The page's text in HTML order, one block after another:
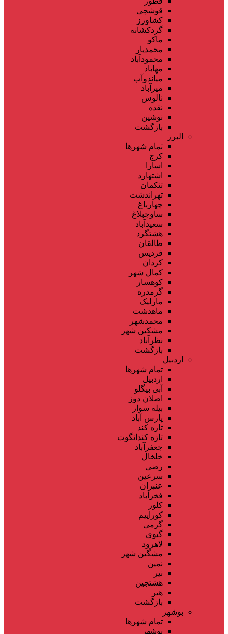
قوشچی
کشاورز
گردکشانه
ماکو
محمدیار
محمودآباد
مهاباد
میاندوآب
میرآباد
نالوس
نقده
نوشین
بازگشت
البرز
تمام شهر‌ها
کرج
اسارا
اشتهارد
تنکمان
تهراندشت
چهارباغ
ساوجبلاغ
سعیدآباد
هشتگرد
طالقان
فردیس
کردان
کمال شهر
کوهسار
گرمدره
مارلیک
ماهدشت
محمدشهر
مشکین شهر
نظرآباد
بازگشت
اردبیل
تمام شهر‌ها
اردبیل
آبی بیگلو
اصلان دوز
بیله سوار
پارس آباد
تازه کند
تازه کندانگوت
جعفرآباد
خلخال
رضی
سرعین
عنبران
فخرآباد
کلور
کوراییم
گرمی
گیوی
لاهرود
مشگین شهر
نمین
نیر
هشتجین
هیر
بازگشت
بوشهر
تمام شهر‌ها
بوشهر